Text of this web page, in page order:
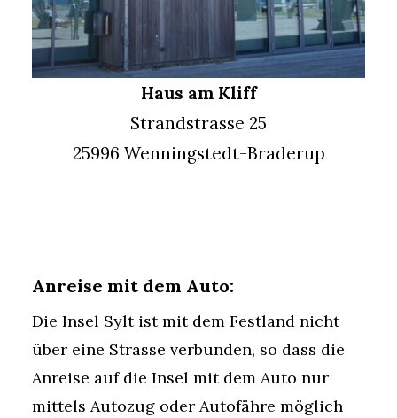
Haus am Kliff
Strandstrasse 25
25996 Wenningstedt-Braderup
Anreise mit dem Auto:
Die Insel Sylt ist mit dem Festland nicht
über eine Strasse verbunden, so dass die
Anreise auf die Insel mit dem Auto nur
mittels Autozug oder Autofähre möglich